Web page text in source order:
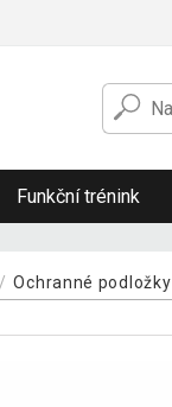
Funkční trénink
Ochranné podložky